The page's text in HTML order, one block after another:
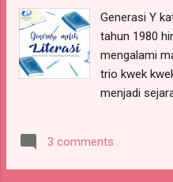
menurut
membuat
Terlezat di
dengan
hari kita
akan
Generasi Y
tahun 1980
mengalami
trio kwek
menjadi
besar
pada
3 comments